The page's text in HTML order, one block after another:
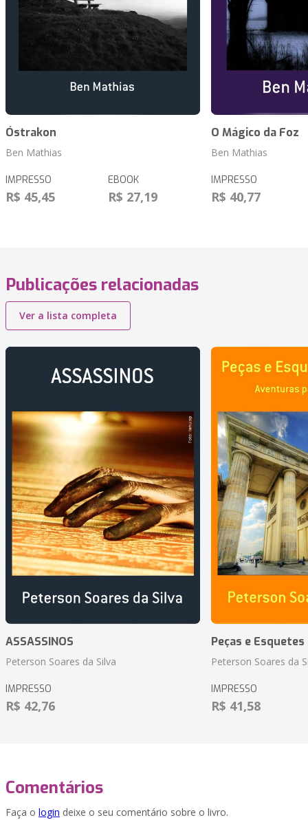
Óstrakon
Ben Mathias
IMPRESSO
R$ 45,45
EBOOK
R$ 27,19
O Mágico da Foz
Ben Mathias
IMPRESSO
R$ 40,77
Publicações relacionadas
Ver a lista completa
ASSASSINOS
Peterson Soares da Silva
IMPRESSO
R$ 42,76
Peças e
Peterson Soares da
IMPRESSO
R$ 41,58
Comentários
Faça o login deixe o seu comentário sobre o livro.